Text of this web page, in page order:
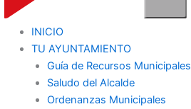
INICIO
TU AYUNTAMIENTO
Guía de Recursos Municipales
Saludo del Alcalde
Ordenanzas Municipales